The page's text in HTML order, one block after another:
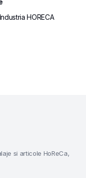
HORECA
si articole HoReCa,